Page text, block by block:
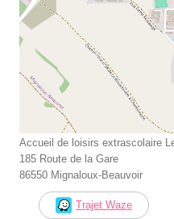
Accueil de loisirs extrascolaire
185 Route de la Gare
86550 Mignaloux-Beauvoir
Trajet Waze